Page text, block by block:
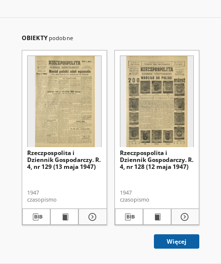
OBIEKTY podobne
Rzeczpospolita i
Dziennik Gospodarczy. R.
4, nr 129 (13 maja 1947)
1947
czasopismo
Rzeczpospolita i
Dziennik Gospodarczy. R.
4, nr 128 (12 maja 1947)
1947
czasopismo
Więcej